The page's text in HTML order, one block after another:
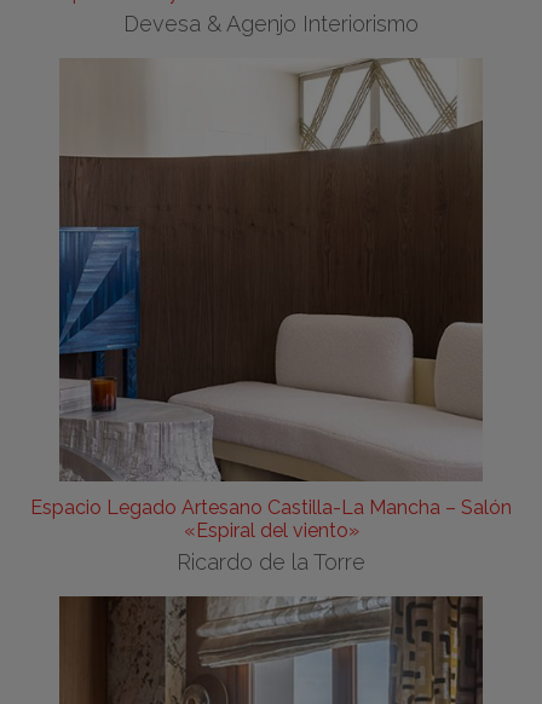
Devesa & Agenjo Interiorismo
Espacio Legado Artesano Castilla-La Mancha – Salón
«Espiral del viento»
Ricardo de la Torre